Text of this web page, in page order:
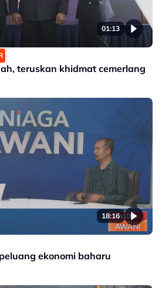
01:13
teruskan khidmat cemerlang
18:16
ekonomi baharu